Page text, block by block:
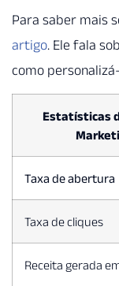
Para saber mais
artigo. Ele fala
como
Estatísticas
Taxa de abertura
Taxa de cliques
Receita gerada